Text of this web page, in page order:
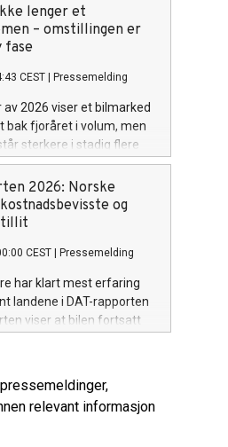
kan lære av politiske
samtidig. Og selvsagt
men for OFV blir noen
med mobilitet
lenger et
– omstillingen er
fase
CEST Pressemelding
av 2026 viser et bilmarked
bak fjoråret i volum, men
sterkere i stadig flere
Nybilsalget er nesten
har passert én
personbiler,
får flere elbiler og
også at elbilen er
langt utenfor
2026: Norske
og
tillit
CEST Pressemelding
har klart mest erfaring
landene i DAT-rapporten
viser at bilen fortsatt
relevant informasjon